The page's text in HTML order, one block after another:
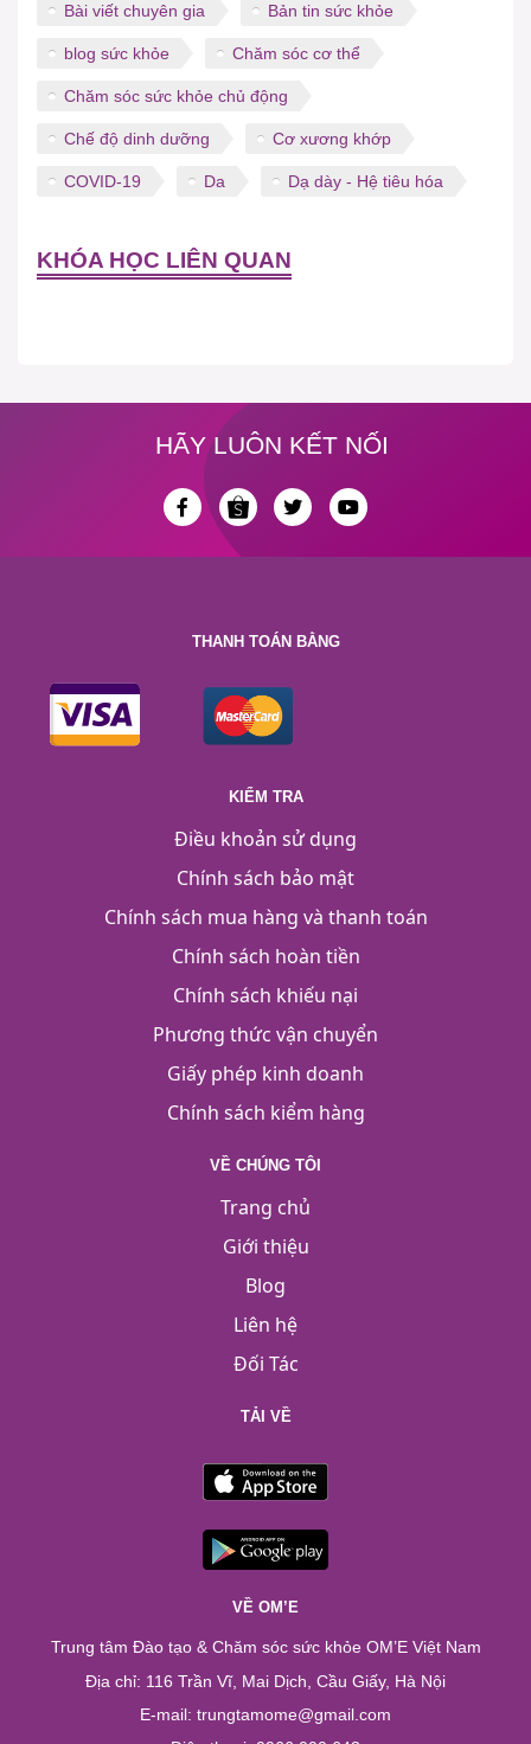
Bài viết chuyên gia Bản tin sức khỏe
blog sức khỏe Chăm sóc cơ thể
Chăm sóc sức khỏe chủ động
Chế độ dinh dưỡng Cơ xương khớp
COVID-19 Da Dạ dày - Hệ tiêu hóa
KHÓA HỌC LIÊN QUAN
HÃY LUÔN KẾT NỐI
THANH TOÁN BẰNG
KIỂM TRA
Điều khoản sử dụng
Chính sách bảo mật
Chính sách mua hàng và thanh toán
Chính sách hoàn tiền
Chính sách khiếu nại
Phương thức vận chuyển
Giấy phép kinh doanh
Chính sách kiểm hàng
VỀ CHÚNG TÔI
Trang chủ
Giới thiệu
Blog
Liên hệ
Đối Tác
TẢI VỀ
VỀ OM’E
Trung tâm Đào tạo & Chăm sóc sức khỏe OM’E Việt Nam
Địa chỉ: 116 Trần Vĩ, Mai Dịch, Cầu Giấy, Hà Nội
E-mail: trungtamome@gmail.com